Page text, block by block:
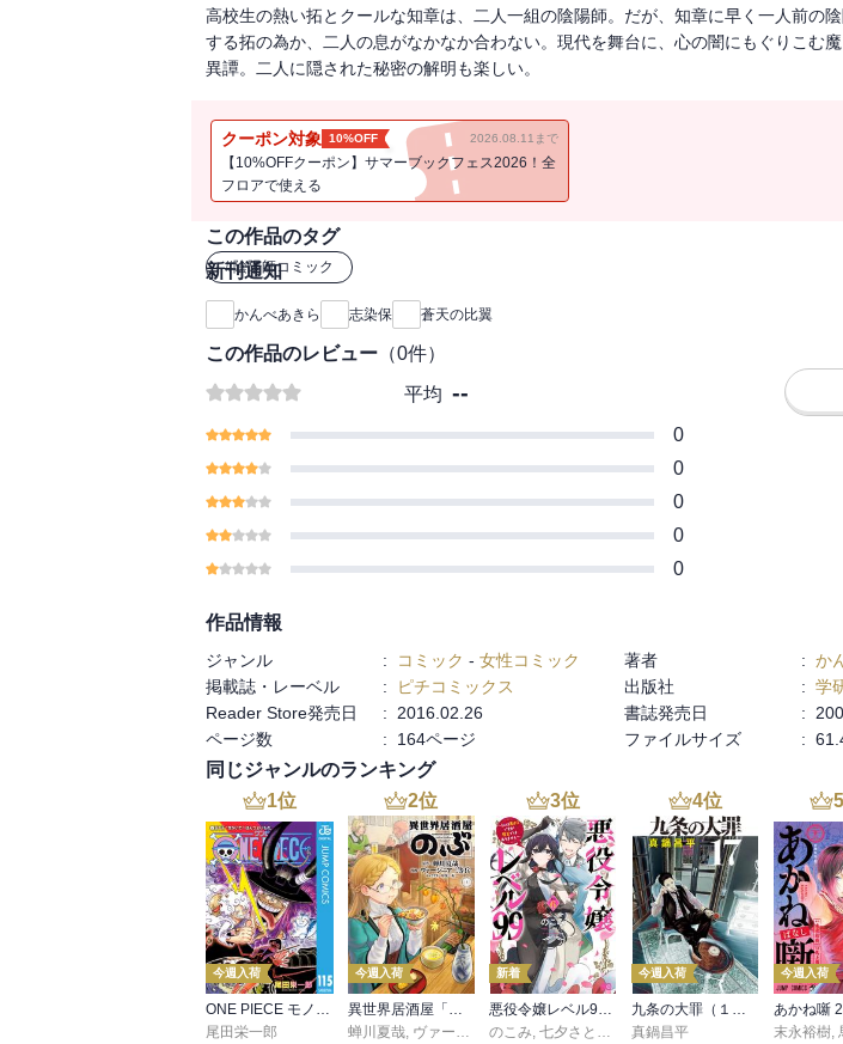
高校生の熱い拓とクールな知章は、二人一組の陰陽師。だが、知章に早く一人前の
する拓の為か、二人の息がなかなか合わない。現代を舞台に、心の闇にもぐりこむ
異譚。二人に隠された秘密の解明も楽しい。
クーポン対象 10%OFF 2026.08.11まで
【10%OFFクーポン】サマーブックフェス2026！全
フロアで使える
この作品のタグ
#陰陽師コミック
新刊通知
かんべあきら 志染保 蒼天の比翼
この作品のレビュー （0件）
平均 --
0
0
0
0
0
作品情報
ジャンル : コミック - 女性コミック 著者 : か
掲載誌・レーベル
: ピチコミックス 出版社 : 学
Reader Store発売日
: 2016.02.26 書誌発売日 :
ページ数
: 164ページ ファイルサイズ :
同じジャンルのランキング
1位
今週入荷
ONE PIECE モノクロ版 115
尾田栄一郎
2位
今週入荷
異世界居酒屋「のぶ」(22)
蝉川夏哉, ヴァージニア二等兵 ,転
3位
新着
悪役令嬢レベル99 ～私は裏ボスですが魔王ではありません～ その６
のこみ,七夕さとり Tea
4位
今週入荷
九条の大罪（１７）
真鍋昌平
今週入荷
あかね噺
末永裕樹,